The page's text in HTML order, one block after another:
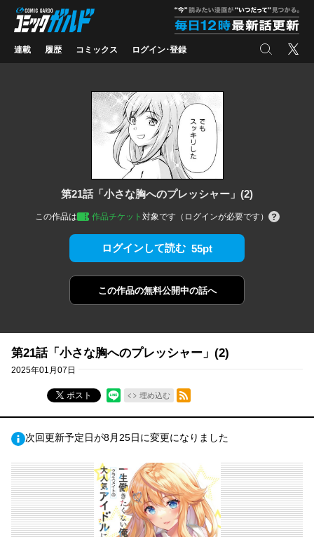
コミックガルド
連載 履歴 コミックス ログイン･登録 検索 X
第21話「小さな胸へのプレッシャー」(2)
この作品は 作品チケット 対象です（ログインが必要です）
ログインして読む 55pt
この作品の無料公開中の話へ
第21話「小さな胸へのプレッシャー」(2)
2025年01月07日
ポスト 埋め込む
RSSフィード
次回更新予定日が8月25日に変更になりました